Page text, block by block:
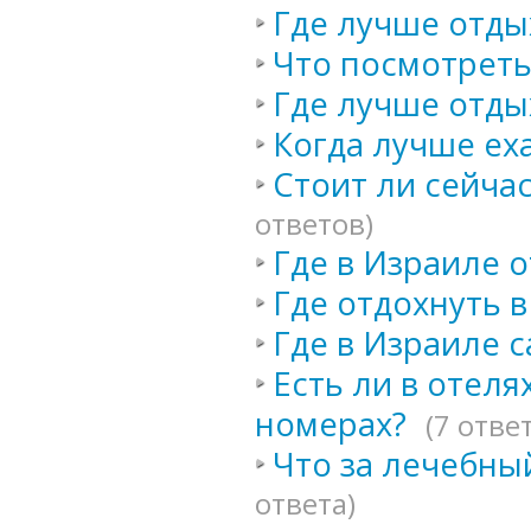
Где лучше
Что
Где лучше
Когда лучше
Стоит ли
ответов)
Где в Израиле
Где отдохнуть
Где в Израиле
Есть ли в
номерах? (7
Что за
ответа)